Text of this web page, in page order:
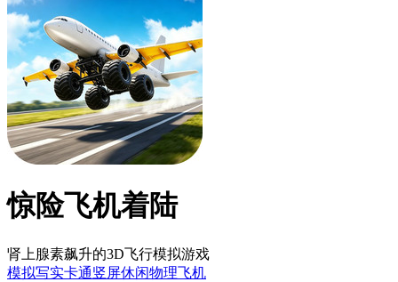
惊险飞机着陆
肾上腺素飙升的3D飞行模拟游戏
模拟写实卡通竖屏休闲物理飞机